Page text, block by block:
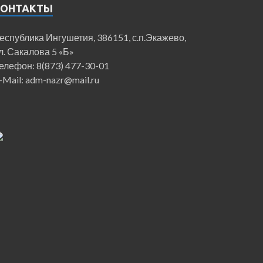
Ингушетия, 386151, с.п.Экажево,
Сакалова 5 «Б»
8(873) 477-30-01
Mail: adm-nazr@mail.ru